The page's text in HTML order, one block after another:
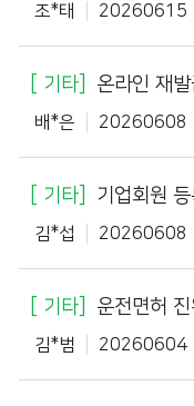
조*태 20260615
기타 온라인 재
배*은 20260608
기타 기업회원
김*섭 20260608
기타 운전면허
김*범 20260604